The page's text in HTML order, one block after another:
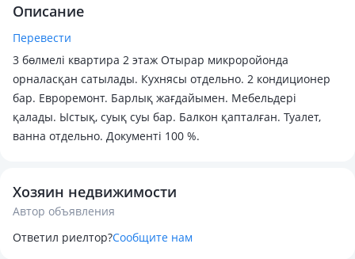
Описание
Перевести
3 бөлмелі квартира 2 этаж Отырар микроройонда
орналасқан сатылады. Кухнясы отдельно. 2 кондиционер
бар. Евроремонт. Барлық жағдайымен. Мебельдері
қалады. Ыстық, суық суы бар. Балкон қапталған. Туалет,
ванна отдельно. Документі 100 %.
Хозяин недвижимости
Автор объявления
Ответил риелтор?Сообщите нам